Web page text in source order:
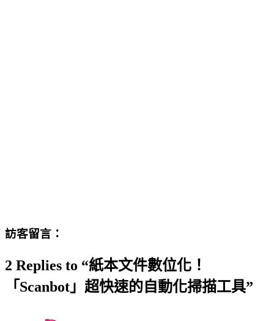
訪客留言：
2 Replies to “紙本文件數位化！
「Scanbot」超快速的自動化掃描工具”